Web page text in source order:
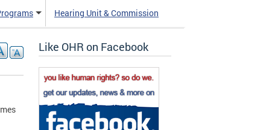
Hearing Unit & Commission
Like OHR on Facebook